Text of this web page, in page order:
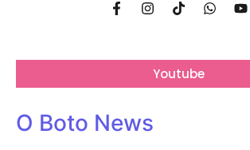
Youtube
O Boto News